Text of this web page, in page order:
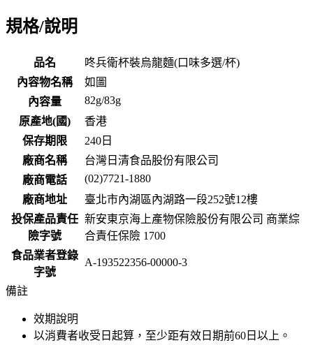
規格/說明
品名
咚兵衛杯裝烏龍麵(口味多選/杯)
內容物名稱
如圖
內容量
82g/83g
原產地(國)
香港
保存期限
240 日
廠商名稱
台灣日清食品股份有限公司
廠商電話
(02)7721-1880
廠商地址
臺北市內湖區內湖路一段252號12樓
投保產品責任
險字號
新安東京海上產物保險股份有限公司 商業綜
合責任保險 1700
食品業者登錄
字號
A-193522356-00000-3
備註
效期說明
以消費者收受日起算，至少距有效日期前60 日以上。